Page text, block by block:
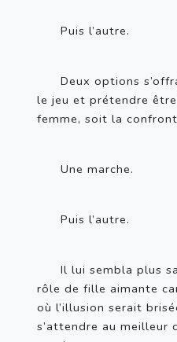
Puis l’autre.
Deux options
le jeu et prétendre
femme, soit la
Une marche.
Puis l’autre.
Il lui sembla plus
rôle de fille aimante
où l’illusion serait
s’attendre au meilleur